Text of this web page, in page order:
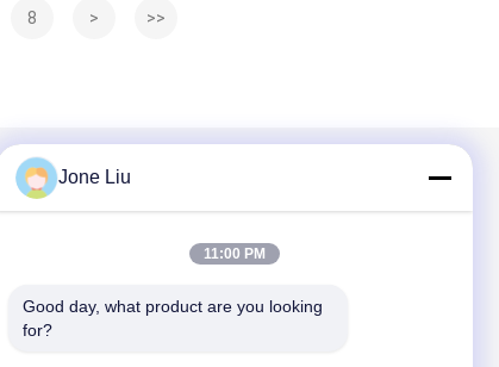
8 > >>
6
Mail ons
Jone Liu
11:00 PM
Good day, what product are you looking
for?